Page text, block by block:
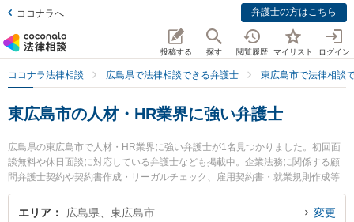
ココナラへ 弁護士の方はこちら
投稿する 探す 閲覧履歴 マイリスト ログイン
ココナラ法律相談 広島県で法律相談できる弁護士 東広島市で法律相談
東広島市の人材・HR業界に強い弁護士
広島県の東広島市で人材・HR業界に強い弁護士が1名見つかりました。初回面
談無料や休日面談に対応している弁護士なども掲載中。企業法務に関係する顧
問弁護士契約や契約書作成・リーガルチェック、雇用契約書・就業規則作成等
の細かな分野での絞り込み検索もでき便利です。特に弁護士法人山下江法律事
務所 東広島支部の小林 幹大弁護士のプロフィール情報や弁護士費用、強みなど
エリア 広島県、東広島市 変更